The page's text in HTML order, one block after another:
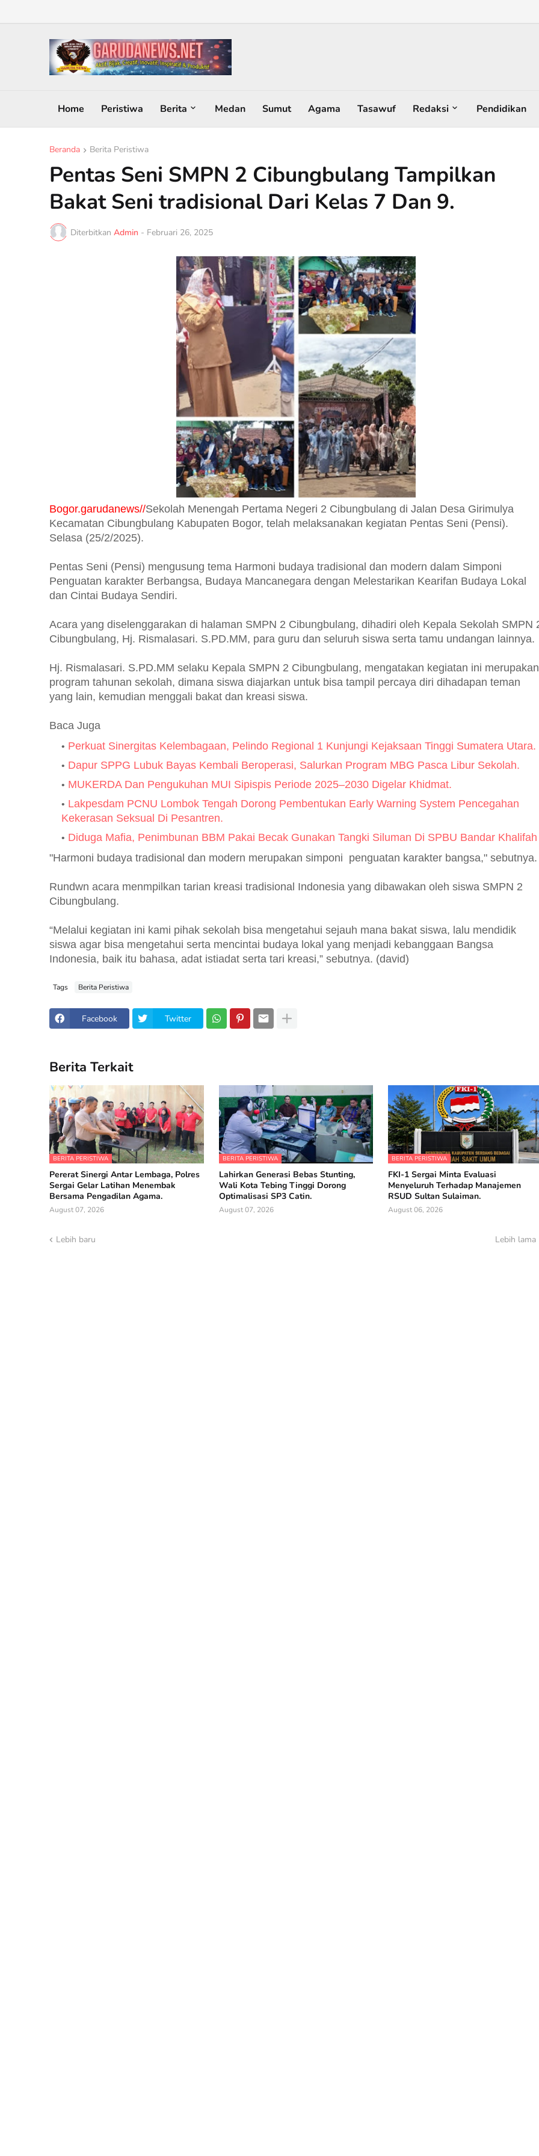
Home Peristiwa Berita Medan Sumut Agama Tasawuf Redaksi Pendidikan
Beranda Berita Peristiwa
Pentas Seni SMPN 2 Cibungbulang Tampilkan
Bakat Seni tradisional Dari Kelas 7 Dan 9.
Diterbitkan Admin - Februari 26, 2025
Bogor.garudanews//Sekolah Menengah Pertama Negeri 2 Cibungbulang di Jalan Desa Girimulya
Kecamatan Cibungbulang Kabupaten Bogor, telah melaksanakan kegiatan Pentas Seni (Pensi).
Selasa (25/2/2025).
Pentas Seni (Pensi) mengusung tema Harmoni budaya tradisional dan modern dalam Simponi
Penguatan karakter Berbangsa, Budaya Mancanegara dengan Melestarikan Kearifan Budaya Lokal
dan Cintai Budaya Sendiri.
Acara yang diselenggarakan di halaman SMPN 2 Cibungbulang, dihadiri oleh Kepala Sekolah SMPN
Cibungbulang, Hj. Rismalasari. S.PD.MM, para guru dan seluruh siswa serta tamu undangan lainnya.
Hj. Rismalasari. S.PD.MM selaku Kepala SMPN 2 Cibungbulang, mengatakan kegiatan ini merupakan
program tahunan sekolah, dimana siswa diajarkan untuk bisa tampil percaya diri dihadapan teman
yang lain, kemudian menggali bakat dan kreasi siswa.
Baca Juga
Perkuat Sinergitas Kelembagaan, Pelindo Regional 1 Kunjungi Kejaksaan Tinggi Sumatera Utara.
Dapur SPPG Lubuk Bayas Kembali Beroperasi, Salurkan Program MBG Pasca Libur Sekolah.
MUKERDA Dan Pengukuhan MUI Sipispis Periode 2025–2030 Digelar Khidmat.
Lakpesdam PCNU Lombok Tengah Dorong Pembentukan Early Warning System Pencegahan
Kekerasan Seksual Di Pesantren.
Diduga Mafia, Penimbunan BBM Pakai Becak Gunakan Tangki Siluman Di SPBU Bandar Khalifah
"Harmoni budaya tradisional dan modern merupakan simponi penguatan karakter bangsa,"
Rundwn acara menmpilkan tarian kreasi tradisional Indonesia yang dibawakan oleh siswa SMPN 2
Cibungbulang.
“Melalui kegiatan ini kami pihak sekolah bisa mengetahui sejauh mana bakat siswa, lalu mendidik
siswa agar bisa mengetahui serta mencintai budaya lokal yang menjadi kebanggaan Bangsa
Indonesia, baik itu bahasa, adat istiadat serta tari kreasi,” sebutnya. (david)
Tags Berita Peristiwa
Facebook Twitter
Berita Terkait
BERITA PERISTIWA
Pererat Sinergi Antar Lembaga, Polres
Sergai Gelar Latihan Menembak
Bersama Pengadilan Agama.
August 07, 2026
BERITA PERISTIWA
Lahirkan Generasi Bebas Stunting,
Wali Kota Tebing Tinggi Dorong
Optimalisasi SP3 Catin.
August 07, 2026
BERITA PERISTIWA
FKI-1 Sergai Minta Evaluasi
Menyeluruh Terhadap Manajemen
RSUD Sultan Sulaiman.
August 06, 2026
Lebih baru Lebih lama